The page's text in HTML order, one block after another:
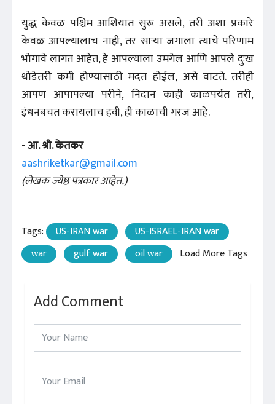
युद्ध केवळ पश्चिम आशियात सुरू असले, तरी अशा प्रकारे
केवळ आपल्यालाच नाही, तर साऱ्या जगाला त्याचे परिणाम
भोगावे लागत आहेत, हे आपल्याला उमगेल आणि आपले दुःख
थोडेतरी कमी होण्यासाठी मदत होईल, असे वाटते. तरीही
आपण आपापल्या परीने, निदान काही काळपर्यंत तरी,
इंधनबचत करायलाच हवी, ही काळाची गरज आहे.
- आ. श्री. केतकर
aashriketkar@gmail.com
(लेखक ज्येष्ठ पत्रकार आहेत.)
Tags: US-IRAN war
US-ISRAEL-IRAN war
war
gulf war oil war Load More Tags
Add Comment